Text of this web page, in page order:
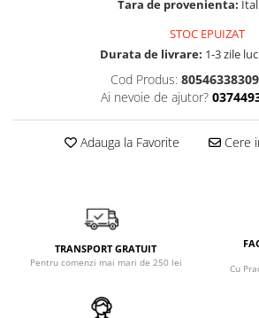
Solutie de indepartat rugina si
Tratament pentru par, conditioner
pentru par, masca de par
Vata demachianta
Tara de provenienta:
STOC EPUIZAT
Durata de livrare: 1-3 zile
Cod Produs:
Ai nevoie de ajutor?
Adauga la Favorite Cere
TRANSPORT GRATUIT
Pentru comenzi mai mari de 250 lei Cu